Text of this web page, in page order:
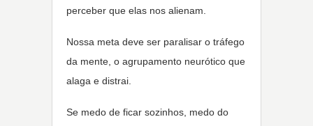
perceber que elas nos alienam.
Nossa meta deve ser paralisar o tráfego
da mente, o agrupamento neurótico que
alaga e distrai.
Se medo de ficar sozinhos, medo do